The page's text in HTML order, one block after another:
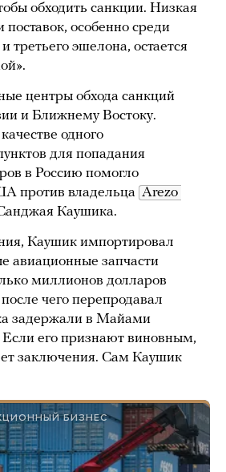
обходить санкции. Низкая
поставок, особенно среди
третьего эшелона, остается
центры обхода санкций
и Ближнему Востоку.
одного
для попадания
в Россию помогло
против владельца Arezo
Каушика.
Каушик импортировал
авиационные запчасти
миллионов долларов
чего перепродавал
задержали в Майами
Если его признают виновным,
заключения. Сам Каушик
БИЗНЕС